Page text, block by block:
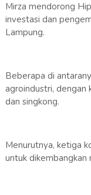
Mirza mendorong
investasi dan
Lampung.
Beberapa di
agroindustri, dengan
dan singkong.
Menurutnya, ketiga
untuk